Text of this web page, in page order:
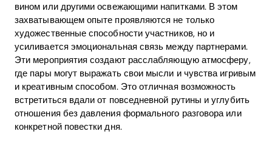
вином или другими освежающими напитками. В этом
захватывающем опыте проявляются не только
художественные способности участников, но и
усиливается эмоциональная связь между партнерами.
Эти мероприятия создают расслабляющую атмосферу,
где пары могут выражать свои мысли и чувства игривым
и креативным способом. Это отличная возможность
встретиться вдали от повседневной рутины и углубить
отношения без давления формального разговора или
конкретной повестки дня.